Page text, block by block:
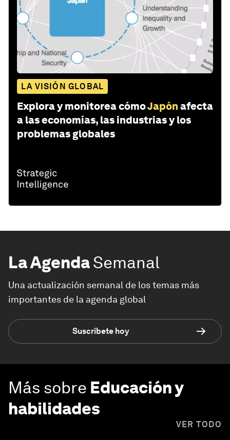
LA VISIÓN GLOBAL
Explora y monitorea cómoJapón afecta
a las economías, las industrias y los
problemas globales
La AgendaSemanal
Una actualización semanal de los temas más
importantes de la agenda global
Suscríbete hoy
Más sobre Educación y
habilidades
VER TODO